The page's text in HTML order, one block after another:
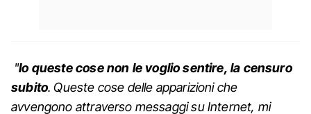
"Io queste cose non le voglio sentire, la censuro
subito. Queste cose delle apparizioni che
avvengono attraverso messaggi su Internet, mi